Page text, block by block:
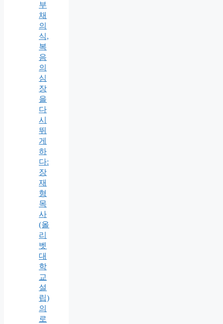
부
채
의
식,
복
음
의
심
장
을
다
시
뛰
게
하
다:
장
재
형
목
사
(올
리
벳
대
학
교
설
립)
의
로